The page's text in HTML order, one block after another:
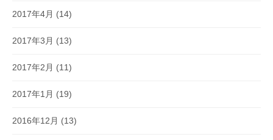
2017年4月 (14)
2017年3月 (13)
2017年2月 (11)
2017年1月 (19)
2016年12月 (13)